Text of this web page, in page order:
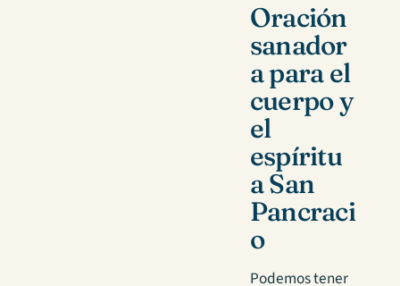
Oración
sanador
a para el
cuerpo y
el
espíritu
a San
Pancraci
o
Podemos tener